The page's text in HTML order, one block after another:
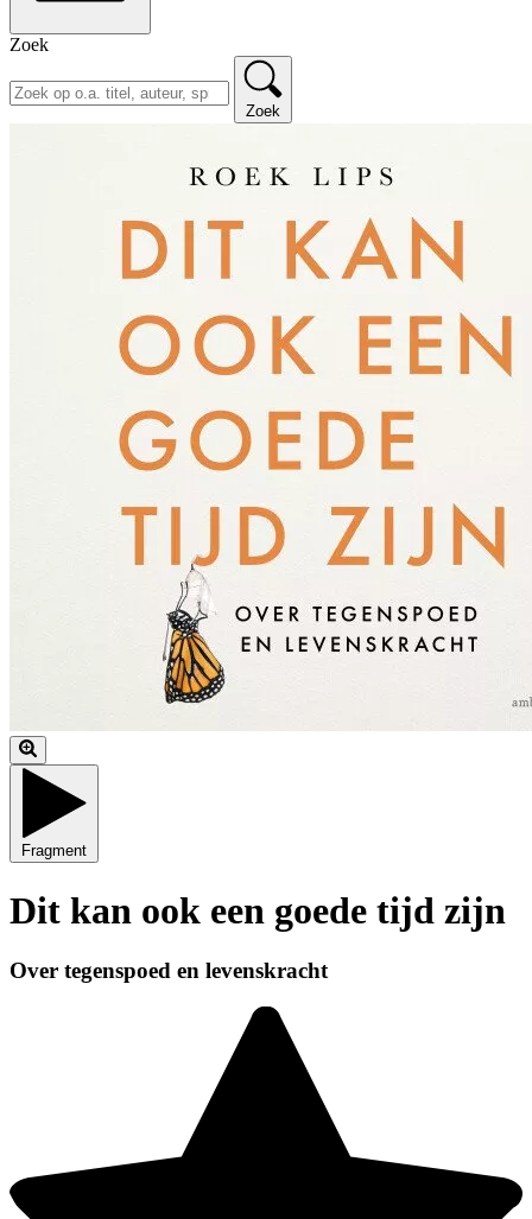
Zoek
Zoek
Fragment
Dit kan ook een goede tijd zijn
Over tegenspoed en levenskracht